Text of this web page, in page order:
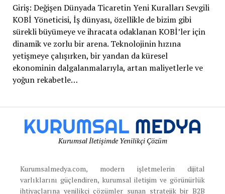
Giriş: Değişen Dünyada Ticaretin Yeni Kuralları Sevgili
KOBİ Yöneticisi, İş dünyası, özellikle de bizim gibi
sürekli büyümeye ve ihracata odaklanan KOBİ’ler için
dinamik ve zorlu bir arena. Teknolojinin hızına
yetişmeye çalışırken, bir yandan da küresel
ekonominin dalgalanmalarıyla, artan maliyetlerle ve
yoğun rekabetle…
Kurumsal İletişimde Yenilikçi Çözüm
Kurumsalmedya.com, modern işletmelerin dijital
varlıklarını güçlendiren, kurumsal iletişim ve görünürlük
ihtiyaçlarına yenilikçi çözümler sunan stratejik bir B2B